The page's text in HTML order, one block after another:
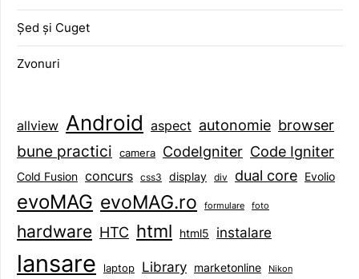
Șed și Cuget
Zvonuri
allview Android aspect autonomie browser
bune practici camera CodeIgniter Code Igniter
Cold Fusion concurs css3 display div dual core Evolio
evoMAG evoMAG.ro formulare foto
hardware HTC html html5 instalare
lansare laptop Library marketonline Nikon